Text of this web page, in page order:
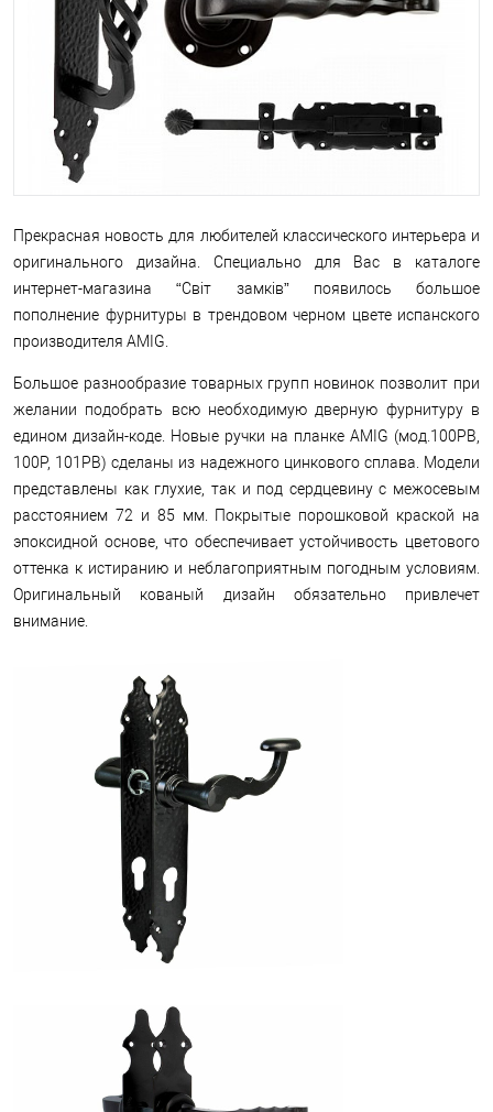
Прекрасная новость для любителей классического интерьера и
оригинального дизайна. Специально для Вас в каталоге
интернет-магазина “Світ замків” появилось большое
пополнение фурнитуры в трендовом черном цвете испанского
производителя AMIG.
Большое разнообразие товарных групп новинок позволит при
желании подобрать всю необходимую дверную фурнитуру в
едином дизайн-коде. Новые ручки на планке AMIG (мод.100РВ,
100Р, 101РB) сделаны из надежного цинкового сплава. Модели
представлены как глухие, так и под сердцевину с межосевым
расстоянием 72 и 85 мм. Покрытые порошковой краской на
эпоксидной основе, что обеспечивает устойчивость цветового
оттенка к истиранию и неблагоприятным погодным условиям.
Оригинальный кованый дизайн обязательно привлечет
внимание.